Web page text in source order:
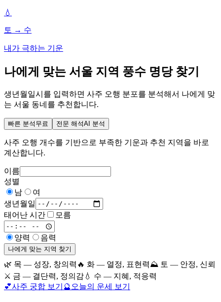
💧
토 → 수
내가 극하는 기운
나에게 맞는 서울 지역 풍수 명당 찾기
생년월일시를 입력하면 사주 오행 분포를 분석해서 나에게 맞
는 서울 동네를 추천합니다.
빠른 분석 무료 전문 해석AI 분석
사주 오행 개수를 기반으로 부족한 기운과 추천 지역을 바로
계산합니다.
이름
성별
남
여
생년월일
태어난 시간
모름
양력 음력
나에게 맞는 지역 찾기
🌿 목 — 성장, 창의력 🔥 화 — 열정, 표현력⛰️ 토 — 안정, 신뢰
⚔️ 금 — 결단력, 정의감 💧 수 — 지혜, 적응력
💕사주 궁합 보기 🔮 오늘의 운세 보기